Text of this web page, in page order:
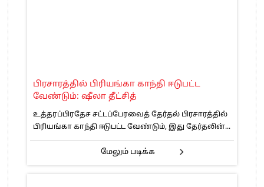
பிரசாரத்தில் பிரியங்கா காந்தி ஈடுபட்ட
வேண்டும்: ஷீலா தீட்சித்
உத்தரப்பிரதேச சட்டப்பேரவைத் தேர்தல் பிரசாரத்தில்
பிரியங்கா காந்தி ஈடுபட்ட வேண்டும், இது தேர்தலின்...
மேலும் படிக்க